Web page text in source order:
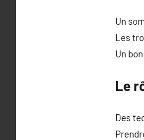
Un
Les
Un
Le
Des